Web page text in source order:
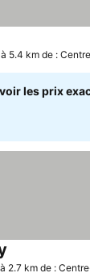
les prix
à 5.4 km de :
les prix
à 2.7 km de :